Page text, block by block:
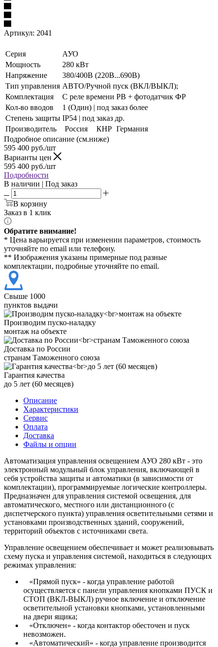
Артикул: 2041
Серия
АУО
Мощность
280 кВт
Напряжение
380/400В (220В...690В)
Тип управления АВТО/Ручной пуск (ВКЛ/ВЫКЛ);
Комплектация
С реле времени РВ + фотодатчик ФР
Кол-во вводов
1 (Один) | под заказ более
Степень защиты IP54 | под заказ др.
Производитель
Россия КНР Германия
Подробное описание (см.ниже)
595 400 руб./шт
Варианты цен
595 400 руб./шт
Подробности
В наличии | Под заказ
В корзину
Заказ в 1 клик
Обратите внимание!
* Цена варьируется при изменении параметров, стоимость
уточняйте по email или телефону.
** Изображения указаны примерные под разные
комплектации, подробные уточняйте по email.
Свыше 1000
пунктов выдачи
Производим пуско-наладку
монтаж на объекте
Доставка по России
странам Таможенного союза
Гарантия качества
до 5 лет (60 месяцев)
Описание
Характеристики
Сервис
Оплата
Доставка
Файлы и опции
Автоматизация управления освещением АУО 280 кВт - это
электронный модульный блок управления, включающей в
себя устройства защиты и автоматики (в зависимости от
комплектации), программируемые логические контроллеры.
Предназначен для управления системой освещения, для
автоматического, местного или дистанционного (с
диспетчерского пункта) управления осветительными сетями и
установками производственных зданий, сооружений,
территорий объектов с источниками света.
Управление освещением обеспечивает и может реализовывать
схему пуска и управления системой, находиться в следующих
режимах управления:
«Прямой пуск» - когда управление работой
осуществляется с панели управления кнопками ПУСК и
СТОП (ВКЛ-ВЫКЛ) ручное включение и отключение
осветительной установки кнопками, установленными
на двери ящика;
«Отключен» - когда контактор обесточен и пуск
невозможен.
«Автоматический» - когда управление производится